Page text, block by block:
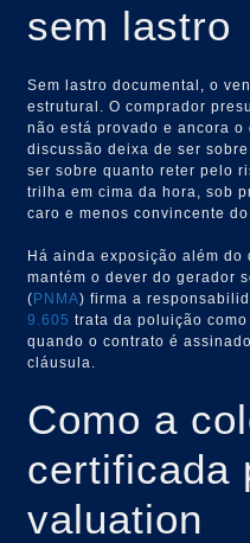
sem lastro
Sem lastro documental, o
estrutural. O comprador
não está provado e ancora o
discussão deixa de ser
ser sobre quanto reter pelo
trilha em cima da hora, sob
caro e menos convincente
Há ainda exposição além do
mantém o dever do gerador
(PNMA) firma a
9.605 trata da poluição
quando o contrato é
cláusula.
Como a
certificada
valuation